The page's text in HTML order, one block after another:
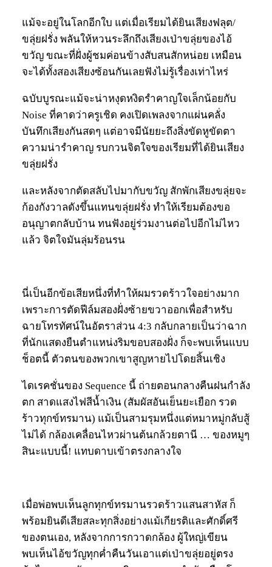
แม้จะอยู่ในโลกอีกใบ แต่เมื่อเรียมได้ยินเสียงฟลุต/
ขลุ่ยฝรั่ง พลันให้หวนระลึกถึงเสียงเป่าขลุ่ยของไอ้
ขวัญ ขณะที่ฝั่งผู้ชมค่อนข้างสับสนสักหน่อย เหมือน
จะได้ทั้งสองเสียงซ้อนกันเลยฟังไม่รู้เรื่องเท่าไหร่
ฉบับบูรณะแม้จะน่าหงุดหงิดรำคาญใจเล็กน้อยกับ
Noise ที่คาดว่าครูเชิด คงเปิดเพลงจากแผ่นคลั่ง
บันทึกเสียงกันสดๆ แต่อาจมีนัยยะถึงสิ่งขัดหูขัดตา
ความน่ารำคาญ รบกวนจิตใจของเรียมที่ได้ยินเสียง
ขลุ่ยฝรั่ง
และหลังจากตัดสลับไปมากับขวัญ สักพักเสียงขลุ่ยจะ
ก้องกังวาลดังขึ้นแทนขลุ่ยฝรั่ง ทำให้เรียมต้องขอ
อนุญาตกลับบ้าน ทนฟังอยู่ร่วมงานต่อไปอีกไม่ไหว
แล้ว จิตใจมันลุ่มร้อนรน
นี่เป็นอีกข้อเสียหนึ่งที่ทำให้ผมรวดร้าวใจอย่างมาก
เพราะการตัดฟีล์มสองฝั่งซ้ายขวาออกเพื่อสำหรับ
ฉายโทรทัศน์ในอัตราส่วน 4:3 กลับกลายเป็นว่าฉาก
ที่นักแสดงยืนตำแหน่งริมขอบสองฝั่ง ก็จะพบเห็นแบบ
ช็อตนี้ ตัวตนของพวกเขาสูญหายไปโดยสิ้นเชิง
ไดเรคชั่นของ Sequence นี้ ถ่ายตอนกลางคืนฝนกำลัง
ตก สาดแสงไฟสีน้ำเงิน (สัมผัสอันเย็นยะเยือก รวด
ร้าวทุกข์ทรมาน) แม้เป็นสามรุมหนึ่งแต่หมาหมู่กลับสู้
ไม่ได้ กล้องเคลื่อนไหวผ่านต้นกล้วยตานี … ของหมูๆ
สินะแบบนี้! แทบดาบเข้าตรงกลางใจ
เมื่อพ่อพบเห็นลูกทุกข์ทรมานรวดร้าวแสนสาหัส ก็
พร้อมยินดีเสียสละทุกสิ่งอย่างแม้เกียรติและศักดิ์ศรี
ของตนเอง, หลังจากการกวาดกล้อง ผู้ใหญ่เขียน
พบเห็นไอ้ขวัญทุกค่ำคืนวันเอาแต่เป่าขลุ่ยอยู่ตรง